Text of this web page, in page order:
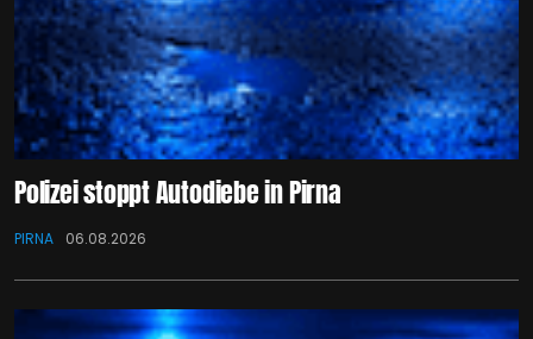
Polizei stoppt Autodiebe in Pirna
PIRNA 06.08.2026